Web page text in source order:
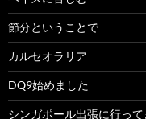
節分ということで
カルセオラリア
DQ9始めました
シンガポール出張に行っ